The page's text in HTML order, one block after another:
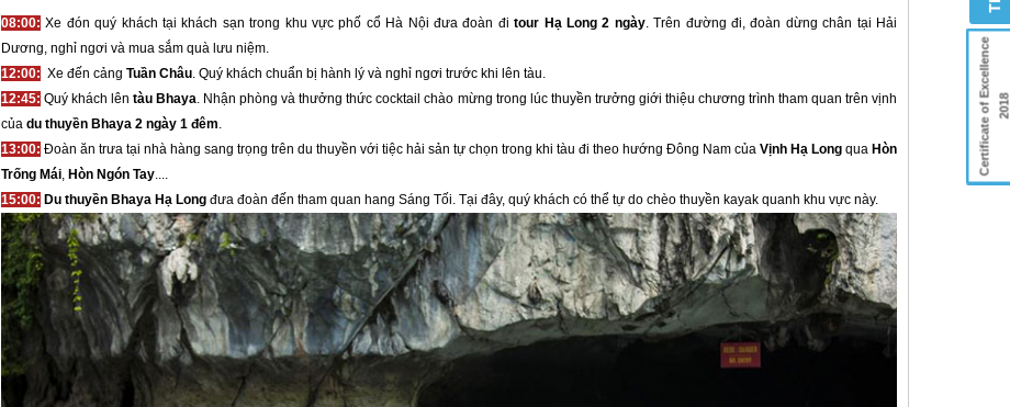
08:00: Xe đón quý khách tại khách sạn trong khu vực phố cổ Hà Nội đưa đoàn đitour Hạ Long 2 ngày. Trên đường đi, đoàn dừng chân tại Hải
Dương, nghỉ ngơi và mua sắm quà lưu niệm.
12:00: Xe đến cảng Tuần Châu. Quý khách chuẩn bị hành lý và nghỉ ngơi trước khi lên tàu.
12:45: Quý khách lêntàu Bhaya. Nhận phòng và thưởng thức cocktail chào mừng trong lúc thuyền trưởng giới thiệu chương trình tham quan trên vịnh
của du thuyền Bhaya 2 ngày 1 đêm.
13:00: Đoàn ăn trưa tại nhà hàng sang trọng trên du thuyền với tiệc hải sản tự chọn trong khi tàu đi theo hướng Đông Nam của Vịnh Hạ Long qua Hòn
Trống Mái, Hòn Ngón Tay....
15:00: Du thuyền Bhaya Hạ Long đưa đoàn đến tham quan hang Sáng Tối. Tại đây, quý khách có thể tự do chèo thuyền kayak quanh khu vực này.
Certificate of Excellence 2018